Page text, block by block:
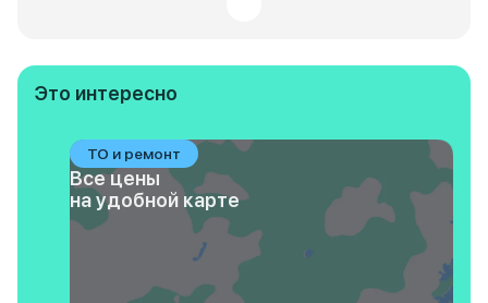
Это интересно
ТО и ремонт
Все цены
на удобной карте